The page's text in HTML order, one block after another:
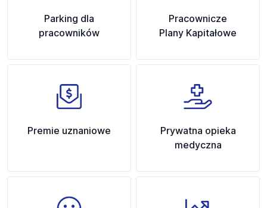
Parking dla
pracowników
Pracownicze
Plany Kapitałowe
Premie uznaniowe
Prywatna opieka
medyczna